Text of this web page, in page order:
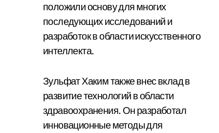
положили основу для многих
последующих исследований и
разработок в области искусственного
интеллекта.
Зульфат Хаким также внес вклад в
развитие технологий в области
здравоохранения. Он разработал
инновационные методы для